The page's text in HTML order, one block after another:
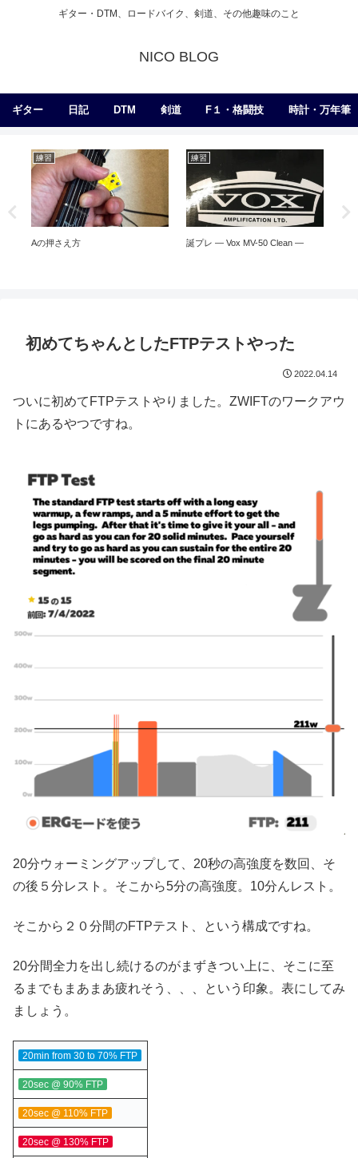
ギター・DTM、ロードバイク、剣道、その他趣味のこと
NICO BLOG
ギター 日記 DTM 剣道 F１・格闘技 時計・万年筆
練習
Aの押さえ方
練習
誕プレ — Vox MV-50 Clean —
初めてちゃんとしたFTPテストやった
2022.04.14
ついに初めてFTPテストやりました。ZWIFTのワークアウ
トにあるやつですね。
20分ウォーミングアップして、20秒の高強度を数回、そ
の後５分レスト。そこから5分の高強度。10分んレスト。
そこから２０分間のFTPテスト、という構成ですね。
20分間全力を出し続けるのがまずきつい上に、そこに至
るまでもまあまあ疲れそう、、、という印象。表にしてみ
ましょう。
20min from 30 to 70% FTP
20sec @ 90% FTP
20sec @ 110% FTP
20sec @ 130% FTP